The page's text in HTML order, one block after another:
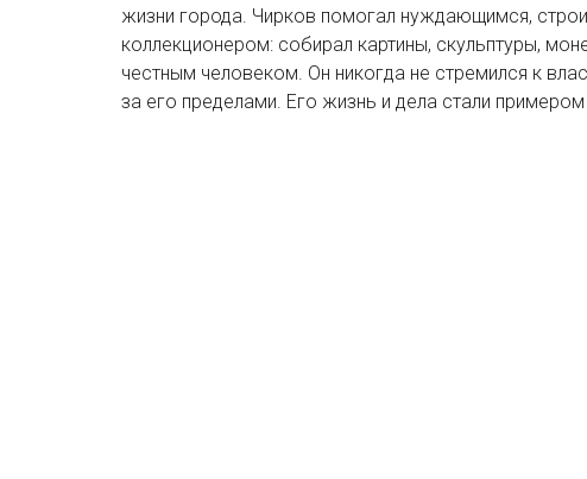
жизни города. Чирков помогал нуждающимся,
коллекционером: собирал картины, скульптуры,
честным человеком. Он никогда не стремился к
за его пределами. Его жизнь и дела стали